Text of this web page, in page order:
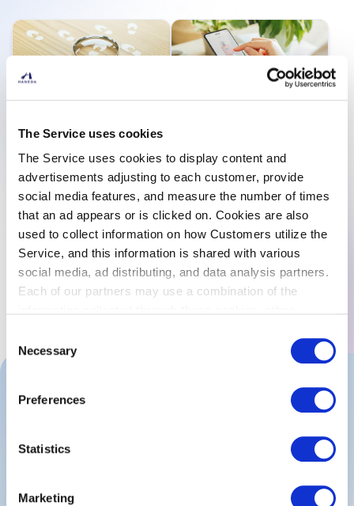
The Service uses cookies
The Service uses cookies to display content and
advertisements adjusting to each customer, provide
social media features, and measure the number of times
that an ad appears or is clicked on. Cookies are also
used to collect information on how Customers utilize the
Service, and this information is shared with various
social media, ad distributing, and data analysis partners.
Each of our partners may use a combination of the
well as other information collected by our partners when
Please see
Selection
Necessary
Preferences
Statistics
Marketing
忘れ物を探す
ラウンジを利用する
エスコートサービスを利
用する
羽田空港を楽しむ
トピックス